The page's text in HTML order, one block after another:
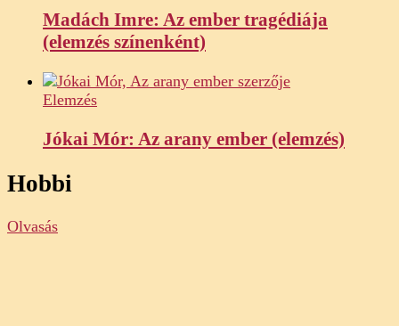
Madách Imre: Az ember tragédiája
(elemzés színenként)
Elemzés
Jókai Mór: Az arany ember (elemzés)
Hobbi
Olvasás